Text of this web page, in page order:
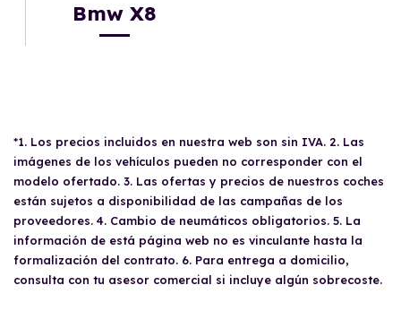
Bmw X8
*1. Los precios incluidos en nuestra web son sin IVA. 2. Las
imágenes de los vehículos pueden no corresponder con el
modelo ofertado. 3. Las ofertas y precios de nuestros coches
están sujetos a disponibilidad de las campañas de los
proveedores. 4. Cambio de neumáticos obligatorios. 5. La
información de está página web no es vinculante hasta la
formalización del contrato. 6. Para entrega a domicilio,
consulta con tu asesor comercial si incluye algún sobrecoste.